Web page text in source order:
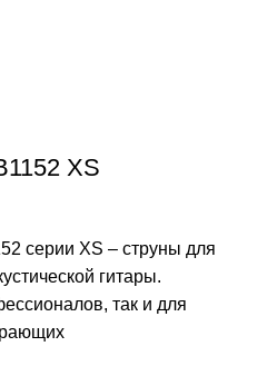
XS
серии ХS – струны для
гитары.
так и для